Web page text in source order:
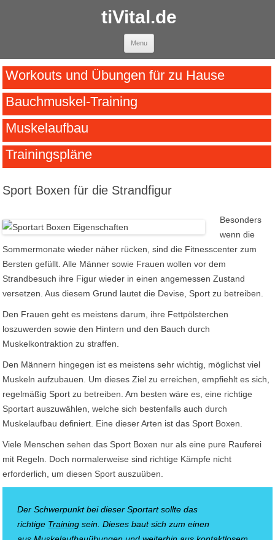
tiVital.de
Menu
Workouts und Übungen für zu Hause
Bauchmuskel-Training
Muskelaufbau
Trainingspläne
Sport Boxen für die Strandfigur
Besonders
wenn die
Sommermonate wieder näher rücken, sind die Fitnesscenter zum
Bersten gefüllt. Alle Männer sowie Frauen wollen vor dem
Strandbesuch ihre Figur wieder in einen angemessen Zustand
versetzen. Aus diesem Grund lautet die Devise, Sport zu betreiben.
Den Frauen geht es meistens darum, ihre Fettpölsterchen
loszuwerden sowie den Hintern und den Bauch durch
Muskelkontraktion zu straffen.
Den Männern hingegen ist es meistens sehr wichtig, möglichst viel
Muskeln aufzubauen. Um dieses Ziel zu erreichen, empfiehlt es sich,
regelmäßig Sport zu betreiben. Am besten wäre es, eine richtige
Sportart auszuwählen, welche sich bestenfalls auch durch
Muskelaufbau definiert. Eine dieser Arten ist das Sport Boxen.
Viele Menschen sehen das Sport Boxen nur als eine pure Rauferei
mit Regeln. Doch normalerweise sind richtige Kämpfe nicht
erforderlich, um diesen Sport auszuüben.
Der Schwerpunkt bei dieser Sportart sollte das
richtige Training sein. Dieses baut sich zum einen